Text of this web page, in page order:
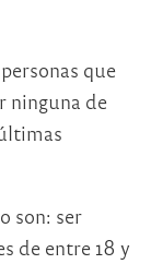
que
ninguna de
son: ser
de entre 18 y